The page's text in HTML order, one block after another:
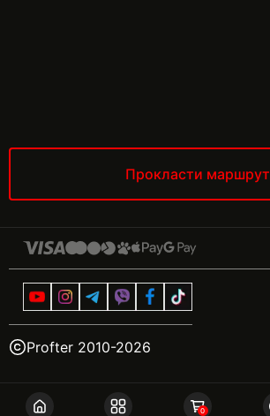
0
Прокласти маршрут
Profter 2010-2026